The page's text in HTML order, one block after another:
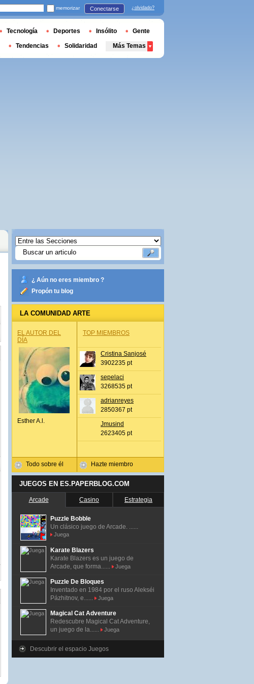
¿ Aún no eres miembro ?
Propón tu blog
LA COMUNIDAD ARTE
EL AUTOR DEL
DÍA
Esther A.l.
Todo sobre él
TOP MIEMBROS
Cristina Sanjosé
3902235 pt
sepelaci
3268535 pt
adrianreyes
2850367 pt
Jmusind
2623405 pt
Hazte miembro
JUEGOS EN ES.PAPERBLOG.COM
Arcade Casino Estrategia
Puzzle Bobble
Un clásico juego de Arcade. ......
Juega
Karate Blazers
Karate Blazers es un juego de
Arcade, que forma......
Juega
Puzzle De Bloques
Inventado en 1984 por el ruso Alekséi
Pázhitnov, e......
Juega
Magical Cat Adventure
Redescubre Magical Cat Adventure,
un juego de la......
Juega
Descubrir el espacio Juegos
memorizar Conectarse ¿olvidado?
Tecnología Deportes Insólito Gente
Tendencias Solidaridad Más Temas